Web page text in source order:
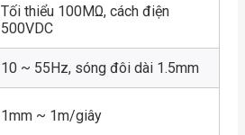
Tối thiểu 100MΩ, cách điện
500VDC
10 ~ 55Hz, sóng đôi dài 1.5mm
1mm ~ 1m/giây